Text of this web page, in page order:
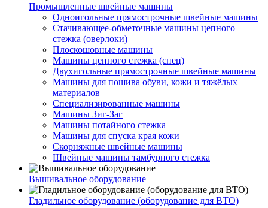
Промышленные швейные машины
Одноигольные прямострочные швейные машины
Стачивающее-обметочные машины цепного
стежка (оверлоки)
Плоскошовные машины
Машины цепного стежка (спец)
Двухигольные прямострочные швейные машины
Машины для пошива обуви, кожи и тяжёлых
материалов
Специализированные машины
Машины Зиг-Заг
Машины потайного стежка
Машины для спуска края кожи
Скорняжные швейные машины
Швейные машины тамбурного стежка
Вышивальное оборудование
Гладильное оборудование (оборудование для ВТО)